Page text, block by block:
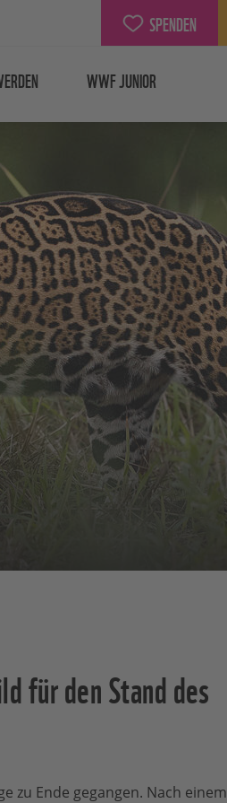
SPENDEN
WWF JUNIOR
für den Stand des
zu Ende gegangen. Nach einem